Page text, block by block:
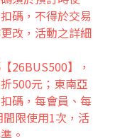
碼，不得於交易
改，活動之詳細
26BUS500】，
500元；東南亞
碼，每會員、每
限使用1次，活
。